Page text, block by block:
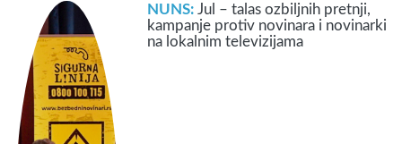
NUNS:Jul – talas ozbiljnih pretnji,
kampanje protiv novinara i novinarki
na lokalnim televizijama